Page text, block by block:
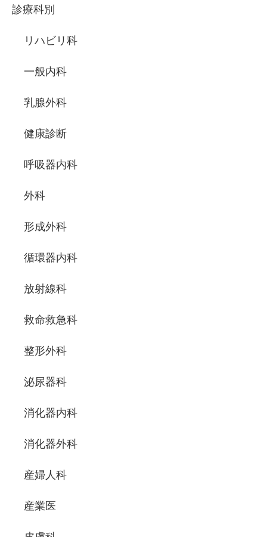
診療科別
リハビリ科
一般内科
乳腺外科
健康診断
呼吸器内科
外科
形成外科
循環器内科
放射線科
救命救急科
整形外科
泌尿器科
消化器内科
消化器外科
産婦人科
産業医